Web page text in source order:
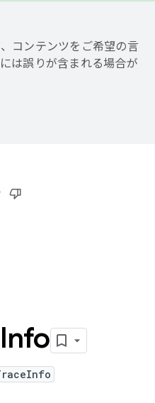
コンテンツをご希望の言
は誤りが含まれる場合が
Info